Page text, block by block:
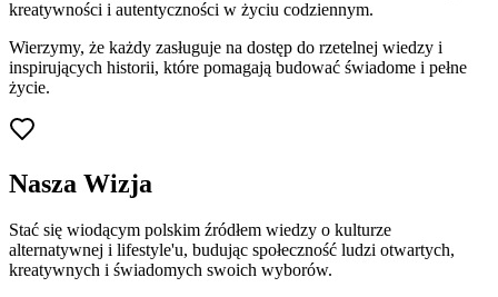
kreatywności i autentyczności w życiu codziennym.
Wierzymy, że każdy zasługuje na dostęp do rzetelnej wiedzy i
inspirujących historii, które pomagają budować świadome i pełne
życie.
Nasza Wizja
Stać się wiodącym polskim źródłem wiedzy o kulturze
alternatywnej i lifestyle'u, budując społeczność ludzi otwartych,
kreatywnych i świadomych swoich wyborów.